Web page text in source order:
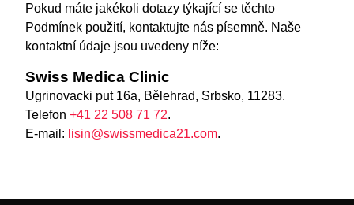
Pokud máte jakékoli dotazy týkající se těchto
Podmínek použití, kontaktujte nás písemně. Naše
kontaktní údaje jsou uvedeny níže:
Swiss Medica Clinic
Ugrinovacki put 16a, Bělehrad, Srbsko, 11283.
Telefon +41 22 508 71 72.
E-mail: lisin@swissmedica21.com.